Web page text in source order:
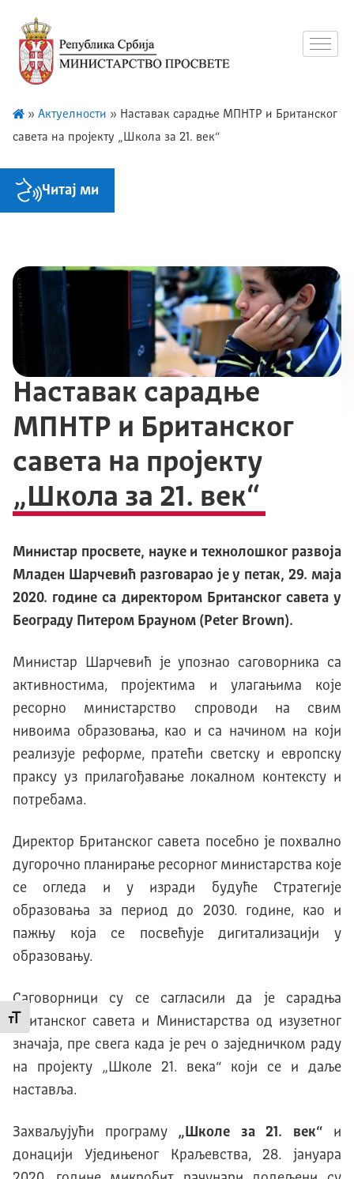
Промени величину слова
» Актуелности » Наставак сарадње МПНТР и Британског
савета на пројекту „Школа за 21. век“
Читај ми
Наставак сарадње
МПНТР и Британског
савета на пројекту
„Школа за 21. век“
Министар просвете, науке и технолошког развоја
Младен Шарчевић разговарао је у петак, 29. маја
2020. године са директором Британског савета у
Београду Питером Брауном (Peter Brown).
Министар Шарчевић је упознао саговорника са
активностима, пројектима и улагањима које
ресорно министарство спроводи на свим
нивоима образовања, као и са начином на који
реализује реформе, пратећи светску и европску
праксу уз прилагођавање локалном контексту и
потребама.
Директор Британског савета посебно је похвално
дугорочно планирање ресорног министарства које
се огледа и у изради будуће Стратегије
образовања за период до 2030. године, као и
пажњу која се посвећује дигитализацији у
образовању.
Саговорници су се сагласили да је сарадња
Британског савета и Министарства од изузетног
значаја, пре свега када је реч о заједничком раду
на пројекту „Школе 21. века“ који се и даље
наставља.
Захваљујући програму „Школе за 21. век“ и
донацији Уједињеног Краљевства, 28. јануара